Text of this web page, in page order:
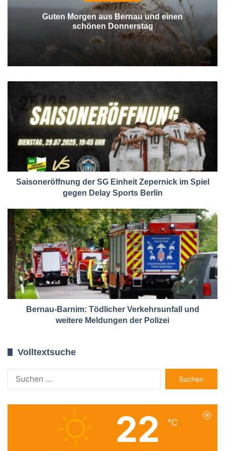
Guten Morgen aus Bernau und einen
schönen Donnerstag
Saisoneröffnung der SG Einheit Zepernick im Spiel
gegen Delay Sports Berlin
Bernau-Barnim: Tödlicher Verkehrsunfall und
weitere Meldungen der Polizei
Volltextsuche
nach:
22 ℃